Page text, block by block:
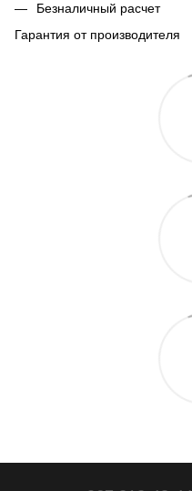
Безналичный расчет
Гарантия от производителя